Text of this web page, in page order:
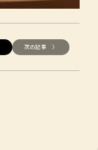
次の記事 〉